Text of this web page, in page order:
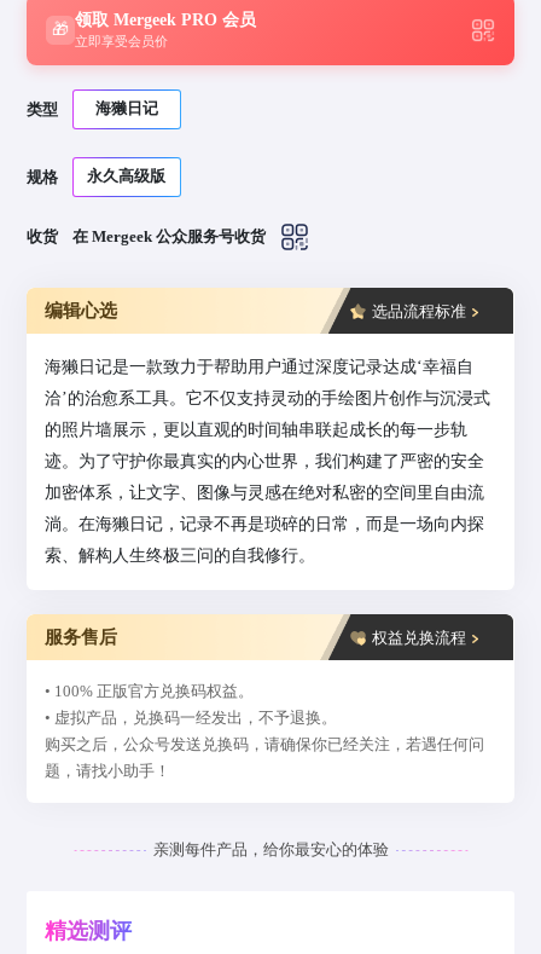
🎁
领取 Mergeek PRO 会员
立即享受会员价
类型 海獭日记
规格 永久高级版
收货 在 Mergeek 公众服务号收货
编辑心选 选品流程标准
海獭日记是一款致力于帮助用户通过深度记录达成‘幸福自
洽’的治愈系工具。它不仅支持灵动的手绘图片创作与沉浸式
的照片墙展示，更以直观的时间轴串联起成长的每一步轨
迹。为了守护你最真实的内心世界，我们构建了严密的安全
加密体系，让文字、图像与灵感在绝对私密的空间里自由流
淌。在海獭日记，记录不再是琐碎的日常，而是一场向内探
索、解构人生终极三问的自我修行。
服务售后 权益兑换流程
• 100% 正版官方兑换码权益。
• 虚拟产品，兑换码一经发出，不予退换。
购买之后，公众号发送兑换码，请确保你已经关注，若遇任何问
题，请找小助手！
亲测每件产品，给你最安心的体验
精选测评